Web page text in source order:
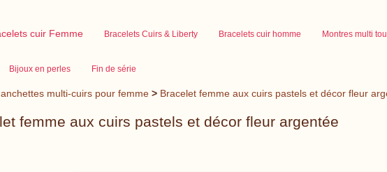
cuir Femme Bracelets Cuirs & Liberty Bracelets cuir homme Montres multi
Bijoux en perles Fin de série
multi-cuirs pour femme > Bracelet femme aux cuirs pastels et décor fleur
femme aux cuirs pastels et décor fleur argentée